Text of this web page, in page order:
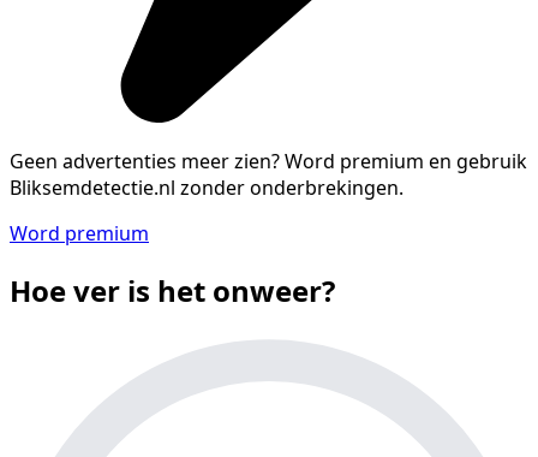
Geen advertenties meer zien?Word premium en gebruik
Bliksemdetectie.nl zonder onderbrekingen.
Word premium
Hoe ver is het onweer?